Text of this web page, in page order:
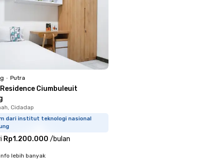
• Putra
Ciumbuleuit
Cidadap
dari institut teknologi nasional
Rp1.200.000 /bulan
lebih banyak